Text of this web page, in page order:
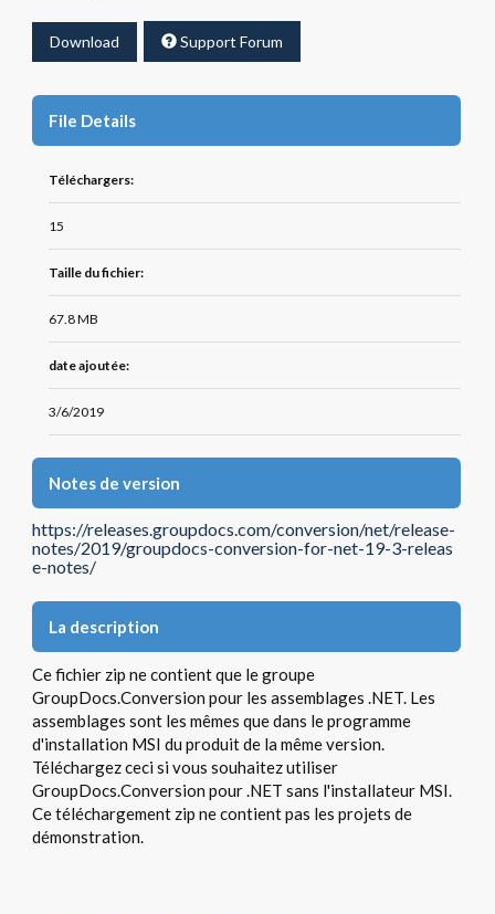
Download Support Forum
File Details
Téléchargers:
15
Taille du fichier:
67.8 MB
date ajoutée:
3/6/2019
Notes de version
https://releases.groupdocs.com/conversion/net/release-
notes/2019/groupdocs-conversion-for-net-19-3-releas
e-notes/
La description
Ce fichier zip ne contient que le groupe
GroupDocs.Conversion pour les assemblages .NET. Les
assemblages sont les mêmes que dans le programme
d'installation MSI du produit de la même version.
Téléchargez ceci si vous souhaitez utiliser
GroupDocs.Conversion pour .NET sans l'installateur MSI.
Ce téléchargement zip ne contient pas les projets de
démonstration.